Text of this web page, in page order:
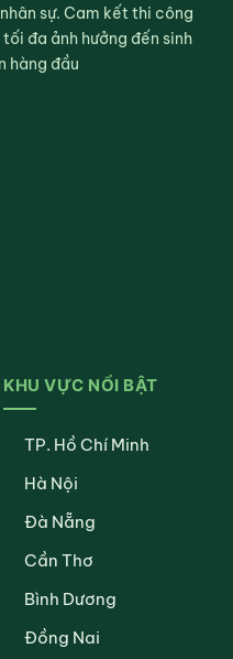
sự. Cam kết thi công
đa ảnh hưởng đến sinh
hàng đầu
KHU VỰC NỔI BẬT
TP. Hồ Chí Minh
Hà Nội
Đà Nẵng
Cần Thơ
Bình Dương
Đồng Nai